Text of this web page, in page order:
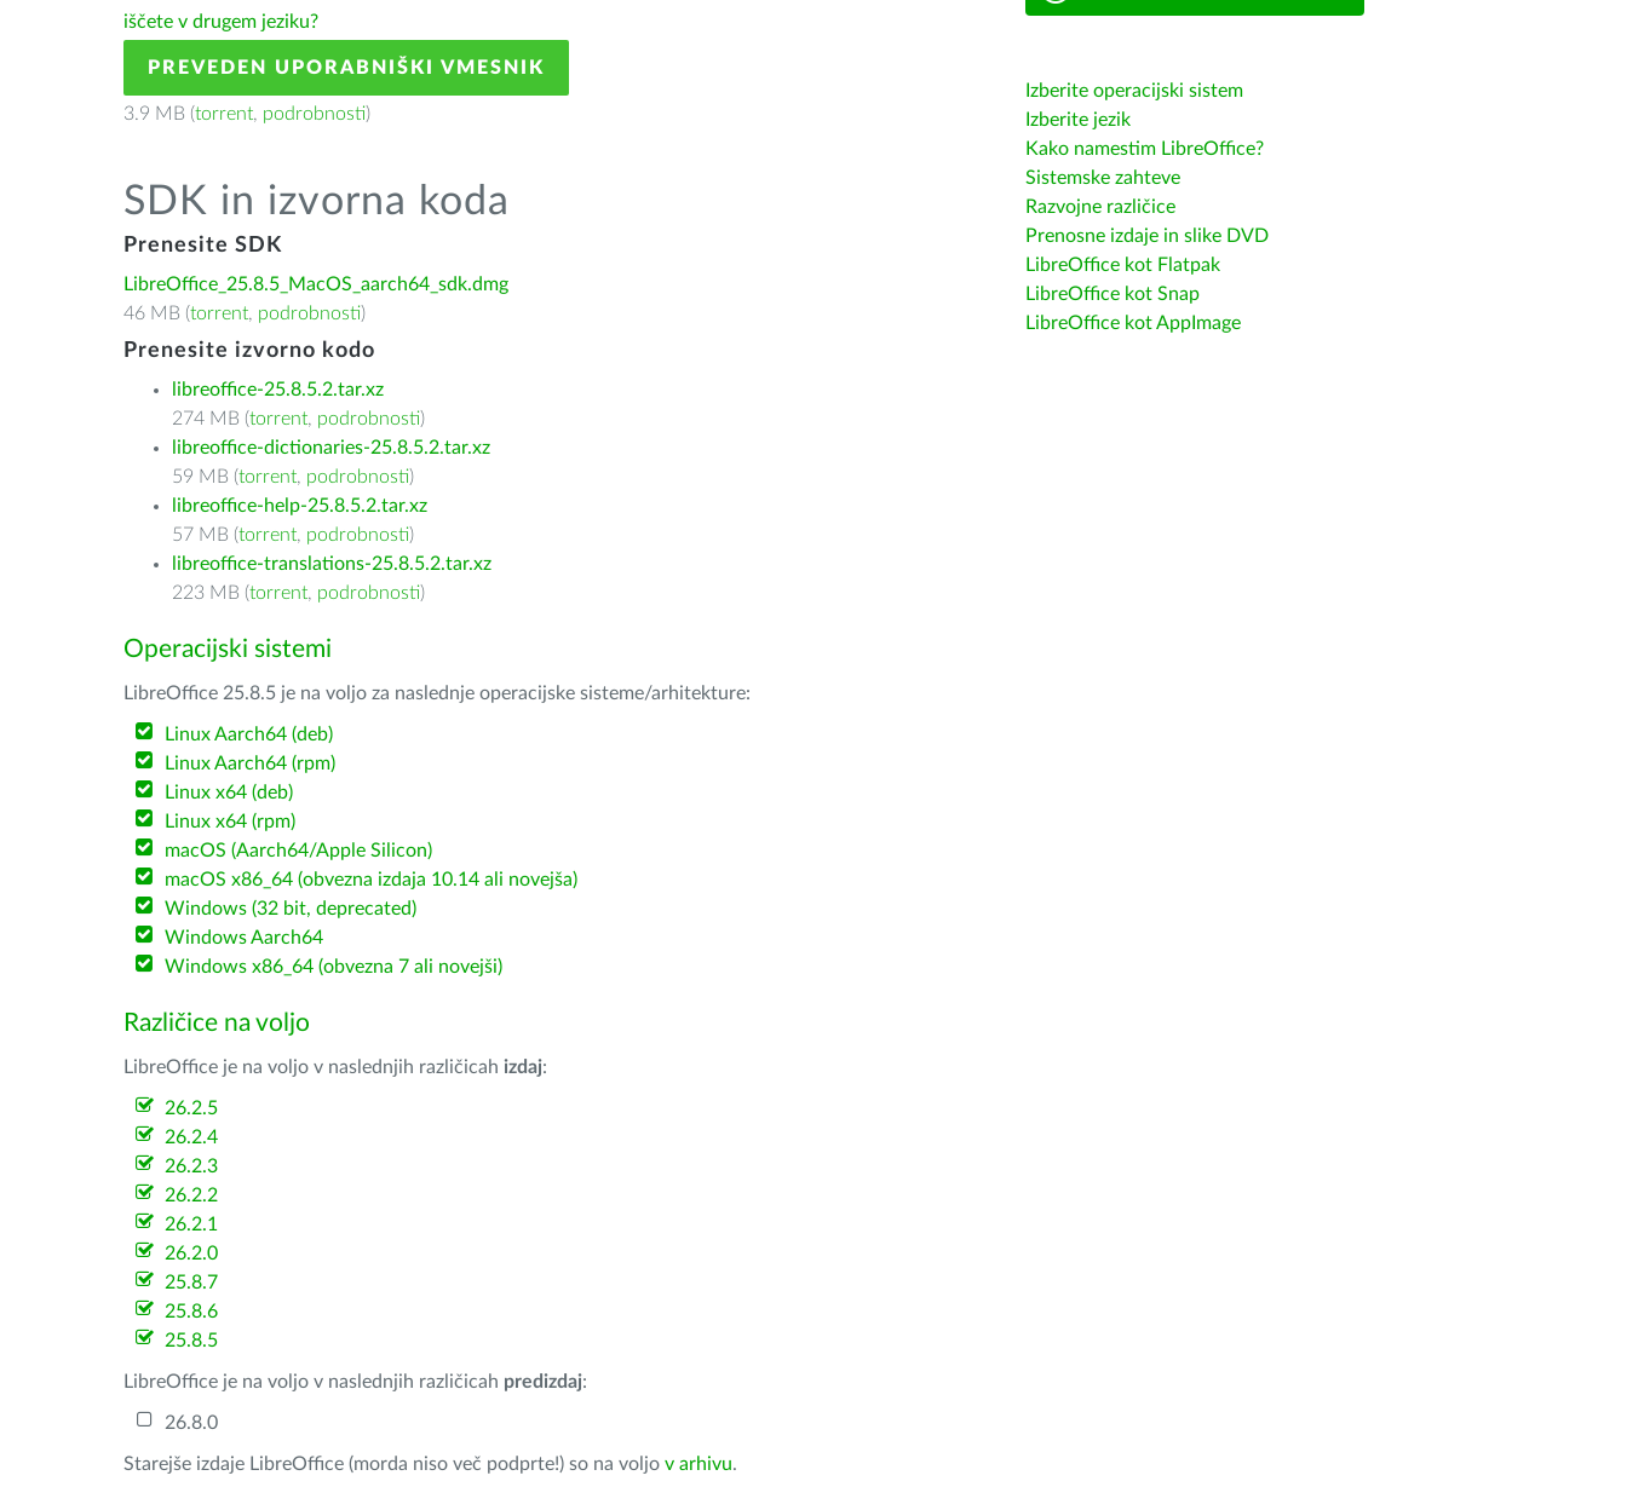
iščete v drugem jeziku?
PREVEDEN UPORABNIŠKI VMESNIK
3.9 MB (torrent, podrobnosti)
SDK in izvorna koda
Prenesite SDK
LibreOffice_25.8.5_MacOS_aarch64_sdk.dmg
46 MB (torrent, podrobnosti)
Prenesite izvorno kodo
libreoffice-25.8.5.2.tar.xz
274 MB (torrent, podrobnosti)
libreoffice-dictionaries-25.8.5.2.tar.xz
59 MB (torrent, podrobnosti)
libreoffice-help-25.8.5.2.tar.xz
57 MB (torrent, podrobnosti)
libreoffice-translations-25.8.5.2.tar.xz
223 MB (torrent, podrobnosti)
Operacijski sistemi
LibreOffice 25.8.5 je na voljo za naslednje operacijske sisteme/arhitekture:
Linux Aarch64 (deb)
Linux Aarch64 (rpm)
Linux x64 (deb)
Linux x64 (rpm)
macOS (Aarch64/Apple Silicon)
macOS x86_64 (obvezna izdaja 10.14 ali novejša)
Windows (32 bit, deprecated)
Windows Aarch64
Windows x86_64 (obvezna 7 ali novejši)
Različice na voljo
LibreOffice je na voljo v naslednjih različicah izdaj:
26.2.5
26.2.4
26.2.3
26.2.2
26.2.1
26.2.0
25.8.7
25.8.6
25.8.5
LibreOffice je na voljo v naslednjih različicah predizdaj:
26.8.0
Starejše izdaje LibreOffice (morda niso več podprte!) so na voljo v arhivu.
Izberite operacijski sistem
Izberite jezik
Kako namestim LibreOffice?
Sistemske zahteve
Razvojne različice
Prenosne izdaje in slike DVD
LibreOffice kot Flatpak
LibreOffice kot Snap
LibreOffice kot AppImage